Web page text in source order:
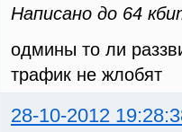
Написано до 64
одмины то ли
трафик не жлобят
28-10-2012